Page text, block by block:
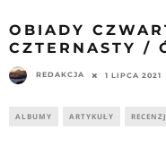
OBIADY
CZTERNASTY /
REDAKCJA 1 LIPCA 2021
ALBUMY ARTYKUŁY